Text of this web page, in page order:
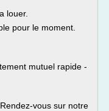
louer.
pour le moment.
mutuel rapide -
vous sur notre